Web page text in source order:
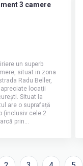
3 camere
un superb
situat in zona
Radu Beller,
locații
Situat la
are o suprafață
(inclusiv cele 2
prin...